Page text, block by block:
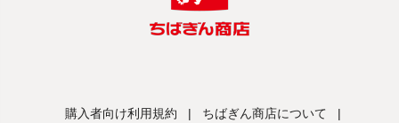
購入者向け利用規約 | ちばぎん商店について |